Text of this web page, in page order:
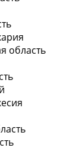
область